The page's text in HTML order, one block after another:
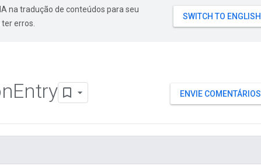
na tradução de conteúdos para seu
erros.
ENVIE COMENTÁRIOS
Entry